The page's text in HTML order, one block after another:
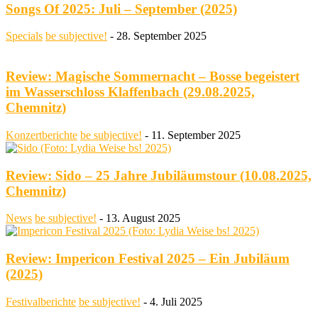
Songs Of 2025: Juli – September (2025)
Specials be subjective! - 28. September 2025
Review: Magische Sommernacht – Bosse begeistert
im Wasserschloss Klaffenbach (29.08.2025,
Chemnitz)
Konzertberichte be subjective! - 11. September 2025
Review: Sido – 25 Jahre Jubiläumstour (10.08.2025,
Chemnitz)
News be subjective! - 13. August 2025
Review: Impericon Festival 2025 – Ein Jubiläum
(2025)
Festivalberichte be subjective! - 4. Juli 2025